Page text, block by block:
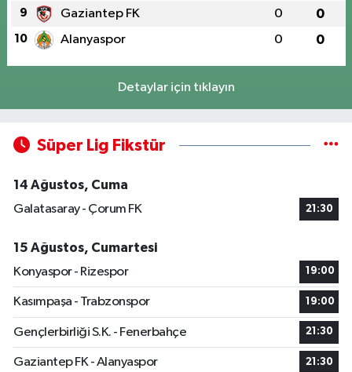
9 Gaziantep FK 0 0
10 Alanyaspor 0 0
Detaylar için tıklayın
Süper Lig Fikstür
14 Ağustos, Cuma
Galatasaray - Çorum FK
21:30
15 Ağustos, Cumartesi
Konyaspor - Rizespor
19:00
Kasımpaşa - Trabzonspor 19:00
Gençlerbirliği S.K. - Fenerbahçe 21:30
Gaziantep FK - Alanyaspor 21:30